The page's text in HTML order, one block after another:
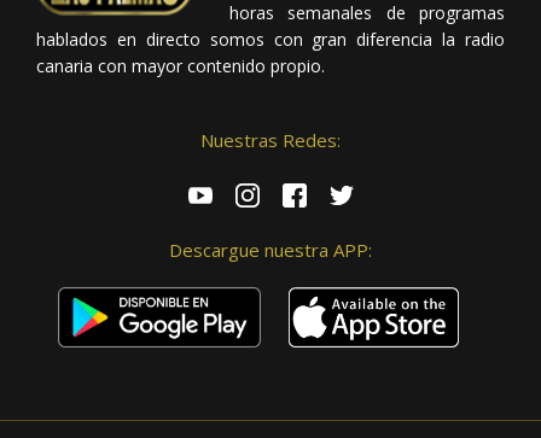
horas semanales de programas
hablados en directo somos con gran diferencia la radio
canaria con mayor contenido propio.
Nuestras Redes:
Descargue nuestra APP: